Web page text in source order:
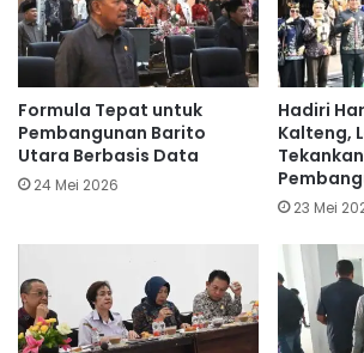
Formula Tepat untuk
Pembangunan Barito
Utara Berbasis Data
24 Mei 2026
Hadiri
Kalteng,
23 Mei